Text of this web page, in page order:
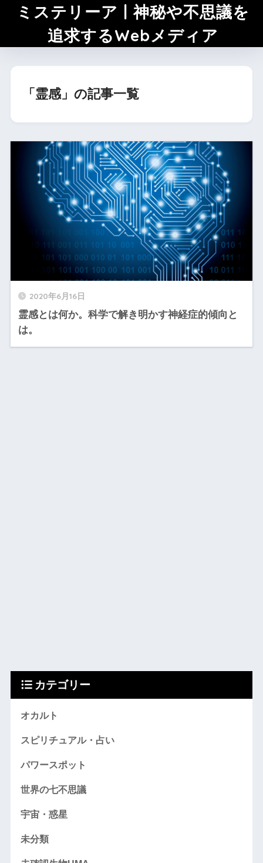
ミステリーア | 神秘や不思議を
追求するWebメディア
「霊感」の記事一覧
2020年6月16日
霊感とは何か。科学で解き明かす神経症的傾向と
は。
カテゴリー
オカルト
スピリチュアル・占い
パワースポット
世界の七不思議
宇宙・惑星
未分類